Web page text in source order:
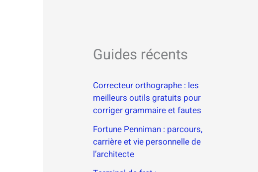
Guides récents
Correcteur orthographe : les
meilleurs outils gratuits pour
corriger grammaire et fautes
Fortune Penniman : parcours,
carrière et vie personnelle de
l’architecte